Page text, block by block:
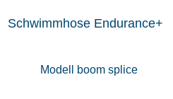
Schwimmhose Endurance+
Modell boom splice